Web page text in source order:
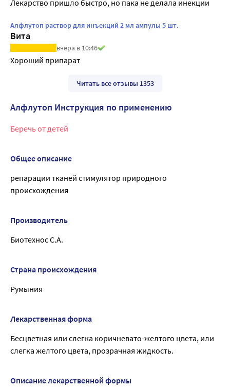
Лекарство пришло быстро, но пака не делала инекции
Алфлутоп раствор для инъекций 2 мл ампулы 5 шт.
Вита
вчера в 10:46
Хороший припарат
Читать все отзывы 1353
Алфлутоп Инструкция по применению
Беречь от детей
Общее описание
репарации тканей стимулятор природного
происхождения
Производитель
Биотехнос С.А.
Страна происхождения
Румыния
Лекарственная форма
Бесцветная или слегка коричневато-желтого цвета, или
слегка желтого цвета, прозрачная жидкость.
Описание лекарственной формы